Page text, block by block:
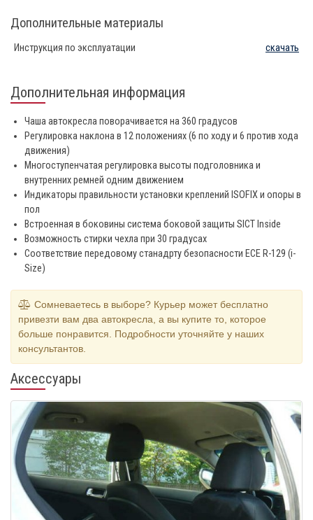
Дополнительные материалы
Инструкция по эксплуатации скачать
Дополнительная информация
Чаша автокресла поворачивается на 360 градусов
Регулировка наклона в 12 положениях (6 по ходу и 6 против хода
движения)
Многоступенчатая регулировка высоты подголовника и
внутренних ремней одним движением
Индикаторы правильности установки креплений ISOFIX и опоры в
пол
Встроенная в боковины система боковой защиты SICT Inside
Возможность стирки чехла при 30 градусах
Соответствие передовому станадрту безопасности ECE R-129 (i-
Size)
Сомневаетесь в выборе? Курьер может бесплатно
привезти вам два автокресла, а вы купите то, которое
больше понравится. Подробности уточняйте у наших
консультантов.
Аксессуары